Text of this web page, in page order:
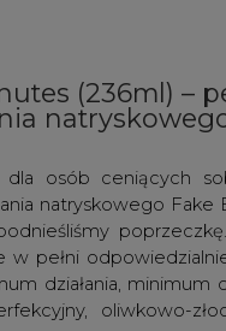
(236ml) –
dla osób ceniących
natryskowego Fake
w pełni
działania, minimum
oliwkowo-